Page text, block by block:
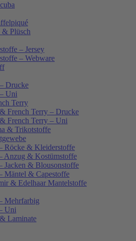
& Plüsch
– Jersey
– Webware
Drucke
Uni
Terry
French Terry – Drucke
French Terry – Uni
& Trikotstoffe
Röcke & Kleiderstoffe
Anzug & Kostümstoffe
Jacken & Blousonstoffe
Mäntel & Capestoffe
& Edelhaar Mantelstoffe
Mehrfarbig
Uni
Laminate